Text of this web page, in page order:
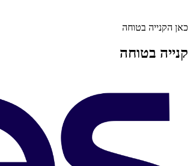
כאן הקנייה בטוחה
קנייה בטוחה